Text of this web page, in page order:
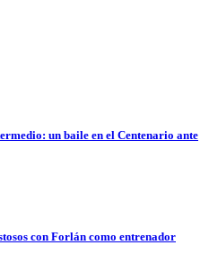
un baile en el Centenario ante
con Forlán como entrenador